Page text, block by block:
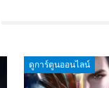
ดูการ์ตูนออนไลน์